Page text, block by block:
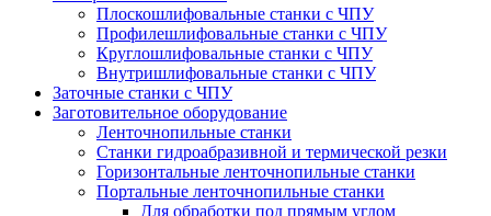
Плоскошлифовальные станки с ЧПУ
Профилешлифовальные станки с ЧПУ
Круглошлифовальные станки с ЧПУ
Внутришлифовальные станки с ЧПУ
Заточные станки с ЧПУ
Заготовительное оборудование
Ленточнопильные станки
Станки гидроабразивной и термической резки
Горизонтальные ленточнопильные станки
Портальные ленточнопильные станки
Для обработки под прямым углом